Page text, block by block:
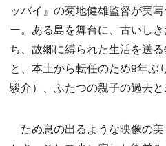
ッバイ』の菊地健雄監督が実
ー。ある島を舞台に、古いし
ち、故郷に縛られた生活を送る
と、本土から転任のため9年ぶ
駿介）、ふたつの親子の過去と
ため息の出るような映像の